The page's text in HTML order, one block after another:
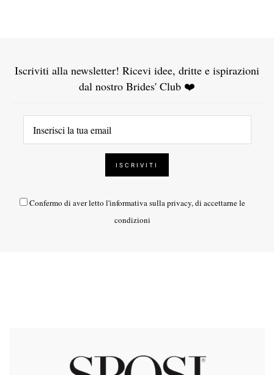
Iscriviti alla newsletter! Ricevi idee, dritte e ispirazioni
dal nostro Brides' Club ❤️
Confermo di aver letto l'informativa sulla privacy, di accettarne le
condizioni